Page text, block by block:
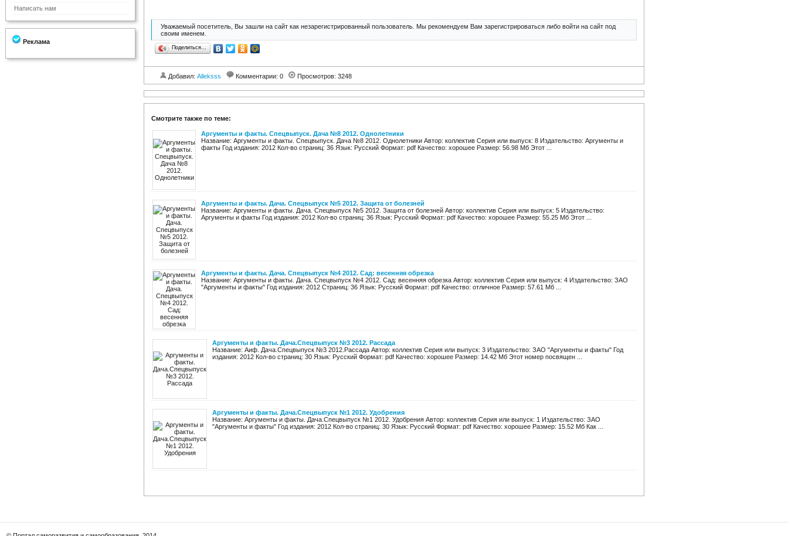
Написать нам
Реклама
Уважаемый посетитель, Вы зашли на сайт как незарегистрированный пользователь. Мы рекомендуем Вам зарегистрироваться либо войти на сайт под
своим именем.
Поделиться…
Добавил: Alleksss Комментарии: 0 Просмотров: 3248
Смотрите также по теме:
Аргументы и факты. Спецвыпуск. Дача №8 2012. Однолетники
Название: Аргументы и факты. Спецвыпуск. Дача №8 2012. Однолетники Автор: коллектив Серия или выпуск: 8 Издательство: Аргументы и
факты Год издания: 2012 Кол-во страниц: 36 Язык: Русский Формат: pdf Качество: хорошее Размер: 56.98 Мб Этот ...
Аргументы и факты. Дача. Спецвыпуск №5 2012. Защита от болезней
Название: Аргументы и факты. Дача. Спецвыпуск №5 2012. Защита от болезней Автор: коллектив Серия или выпуск: 5 Издательство:
Аргументы и факты Год издания: 2012 Кол-во страниц: 36 Язык: Русский Формат: pdf Качество: хорошее Размер: 55.25 Мб Этот ...
Аргументы и факты. Дача. Спецвыпуск №4 2012. Сад: весенняя обрезка
Название: Аргументы и факты. Дача. Спецвыпуск №4 2012. Сад: весенняя обрезка Автор: коллектив Серия или выпуск: 4 Издательство: ЗАО
"Аргументы и факты" Год издания: 2012 Страниц: 36 Язык: Русский Формат: pdf Качество: отличное Размер: 57.61 Мб ...
Аргументы и факты. Дача.Спецвыпуск №3 2012. Рассада
Название: Аиф. Дача.Спецвыпуск №3 2012.Рассада Автор: коллектив Серия или выпуск: 3 Издательство: ЗАО "Аргументы и факты" Год
издания: 2012 Кол-во страниц: 30 Язык: Русский Формат: pdf Качество: хорошее Размер: 14.42 Мб Этот номер посвящен ...
Аргументы и факты. Дача.Спецвыпуск №1 2012. Удобрения
Название: Аргументы и факты. Дача.Спецвыпуск №1 2012. Удобрения Автор: коллектив Серия или выпуск: 1 Издательство: ЗАО
"Аргументы и факты" Год издания: 2012 Кол-во страниц: 30 Язык: Русский Формат: pdf Качество: хорошее Размер: 15.52 Мб Как ...